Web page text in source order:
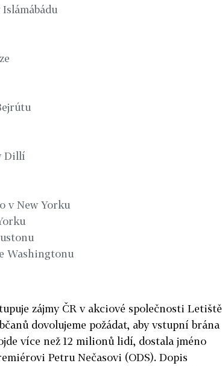
Dillí
v New Yorku
Washingtonu
zájmy ČR v akciové společnosti Letiště
dovolujeme požádat, aby vstupní brána
více než 12 milionů lidí, dostala jméno
Petru Nečasovi (ODS). Dopis